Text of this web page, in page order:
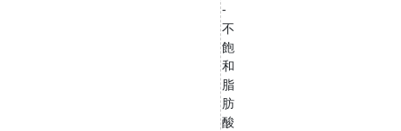
-
不
飽
和
脂
肪
酸